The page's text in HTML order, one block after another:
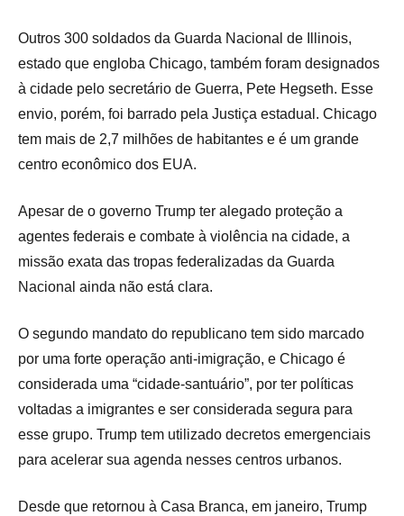
Outros 300 soldados da Guarda Nacional de Illinois,
estado que engloba Chicago, também foram designados
à cidade pelo secretário de Guerra, Pete Hegseth. Esse
envio, porém, foi barrado pela Justiça estadual. Chicago
tem mais de 2,7 milhões de habitantes e é um grande
centro econômico dos EUA.
Apesar de o governo Trump ter alegado proteção a
agentes federais e combate à violência na cidade, a
missão exata das tropas federalizadas da Guarda
Nacional ainda não está clara.
O segundo mandato do republicano tem sido marcado
por uma forte operação anti-imigração, e Chicago é
considerada uma “cidade-santuário”, por ter políticas
voltadas a imigrantes e ser considerada segura para
esse grupo. Trump tem utilizado decretos emergenciais
para acelerar sua agenda nesses centros urbanos.
Desde que retornou à Casa Branca, em janeiro, Trump